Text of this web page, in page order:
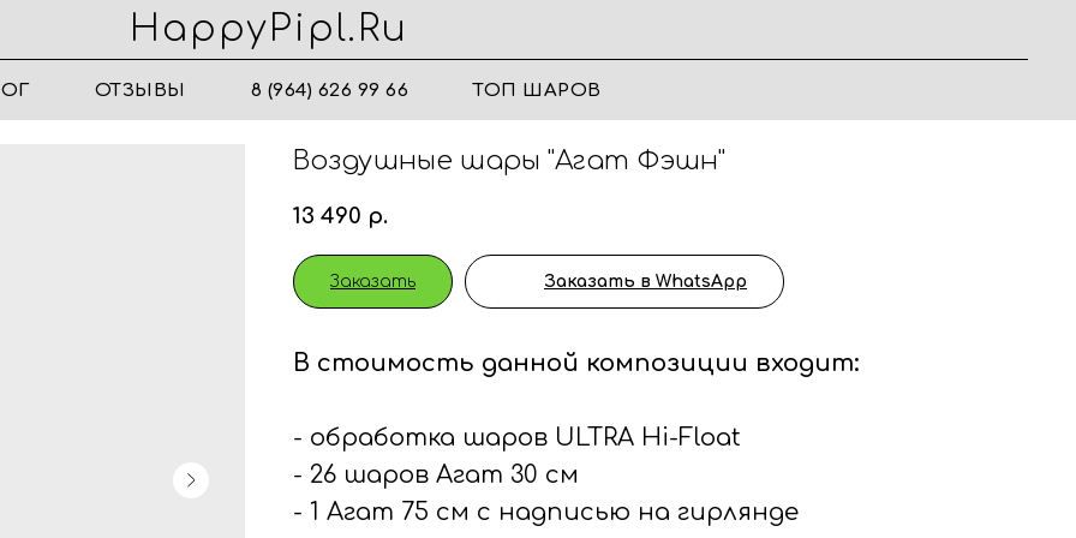
HappyPipl.ru
ОТЗЫВЫ 8 (964) 626 99 66 ТОП ШАРОВ
Воздушные шары "Агат Фэшн"
13 490 р.
Заказать Заказать в WhatsApp
В стоимость данной композиции входит:
- обработка шаров ULTRA Hi-Float
- 26 шаров Агат 30 см
- 1 Агат 75 см с надписью на гирлянде